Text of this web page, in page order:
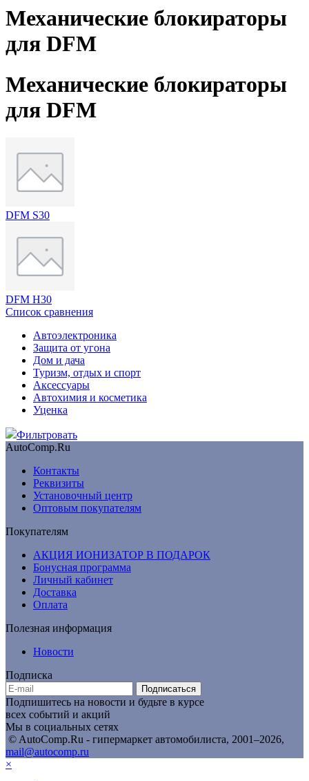
Механические блокираторы
для DFM
Механические блокираторы
для DFM
DFM S30
DFM H30
Список сравнения
Автоэлектроника
Защита от угона
Дом и дача
Туризм, отдых и спорт
Аксессуары
Автохимия и косметика
Уценка
Фильтровать
AutoComp.Ru
Контакты
Реквизиты
Установочный центр
Оптовым покупателям
Покупателям
АКЦИЯ ИОНИЗАТОР В ПОДАРОК
Бонусная программа
Личный кабинет
Доставка
Оплата
Полезная информация
Новости
Подписка
Подписаться
Подпишитесь на новости и будьте в курсе
всех событий и акций
Мы в социальных сетях
© AutoComp.Ru - гипермаркет автомобилиста, 2001–2026,
mail@autocomp.ru
×